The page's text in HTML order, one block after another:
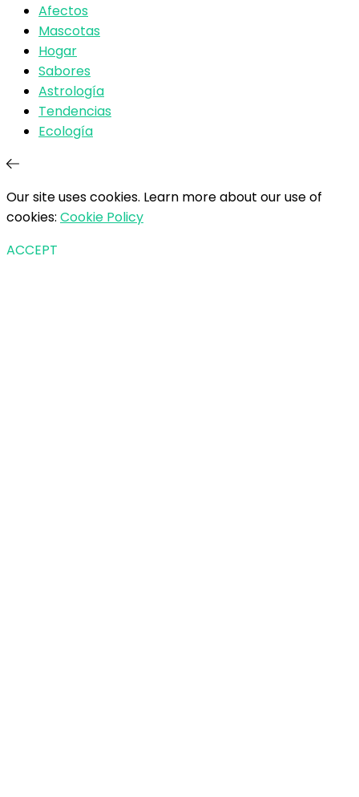
Afectos
Mascotas
Hogar
Sabores
Astrología
Tendencias
Ecología
Our site uses cookies. Learn more about our use of
cookies: Cookie Policy
ACCEPT